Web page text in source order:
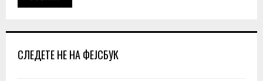
СЛЕДЕТЕ НЕ НА ФЕЈСБУК